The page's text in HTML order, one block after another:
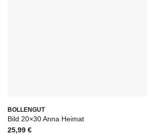
BOLLENGUT
Bild 20×30 Anna Heimat
25,99 €